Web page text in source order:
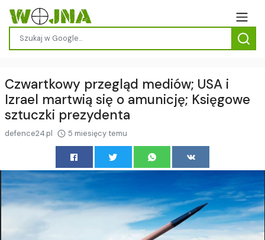
Czwartkowy przegląd mediów; USA i
Izrael martwią się o amunicję; Księgowe
sztuczki prezydenta
defence24.pl 5 miesięcy temu